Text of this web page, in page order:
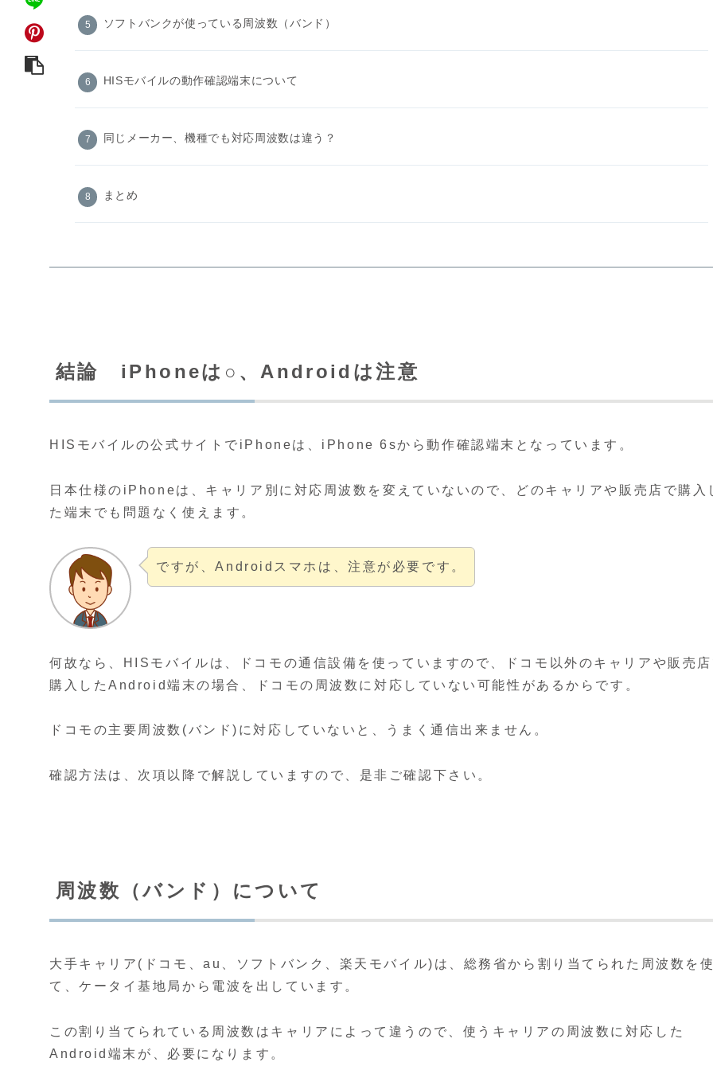
ソフトバンクが使っている周波数（バンド）
HISモバイルの動作確認端末について
同じメーカー、機種でも対応周波数は違う？
まとめ
結論 iPhoneは○、Androidは注意
HISモバイルの公式サイトでiPhoneは、iPhone 6sから動作確認端末となっています。
日本仕様のiPhoneは、キャリア別に対応周波数を変えていないので、どのキャリアや販売店で購入
た端末でも問題なく使えます。
ですが、Androidスマホは、注意が必要です。
何故なら、HISモバイルは、ドコモの通信設備を使っていますので、ドコモ以外のキャリアや販売
購入したAndroid端末の場合、ドコモの周波数に対応していない可能性があるからです。
ドコモの主要周波数(バンド)に対応していないと、うまく通信出来ません。
確認方法は、次項以降で解説していますので、是非ご確認下さい。
周波数（バンド）について
大手キャリア(ドコモ、au、ソフトバンク、楽天モバイル)は、総務省から割り当てられた周波数を
て、ケータイ基地局から電波を出しています。
この割り当てられている周波数はキャリアによって違うので、使うキャリアの周波数に対応した
Android端末が、必要になります。